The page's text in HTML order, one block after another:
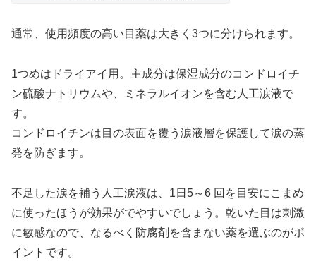
通常、使用頻度の高い目薬は大きく3つに分けられます。
1つめはドライアイ用。主成分は保湿成分のコンドロイチ
ン硫酸ナトリウムや、ミネラルイオンを含む人工涙液で
す。
コンドロイチンは目の表面を覆う涙液層を保護して涙の蒸
発を防ぎます。
不足した涙を補う人工涙液は、1日5～6 回を目安にこまめ
に使ったほうが効果がでやすいでしょう。乾いた目は刺激
に敏感なので、なるべく防腐剤を含まない薬を選ぶのがポ
イントです。